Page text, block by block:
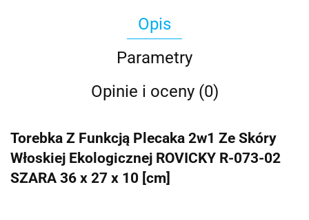
Opis
Parametry
Opinie i oceny (0)
Torebka Z Funkcją Plecaka 2w1 Ze Skóry
Włoskiej Ekologicznej ROVICKY R-073-02
SZARA 36 x 27 x 10 [cm]